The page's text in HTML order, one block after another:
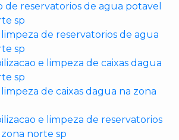
de reservatorios de agua potavel
sp
de reservatorios de agua
sp
e limpeza de caixas dagua
sp
de caixas dagua na zona
e limpeza de reservatorios
norte sp